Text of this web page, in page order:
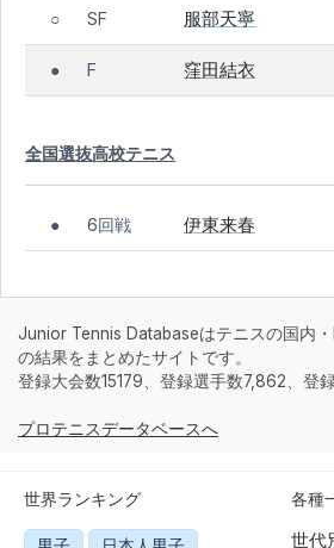
○ SF 服部天寧
● F 窪田結衣
全国選抜高校テニス
● 6回戦 伊東来春
Junior Tennis Databaseはテニスの国内
の結果をまとめたサイトです。
登録大会数15179、登録選手数7,862、登
プロテニスデータベースへ
世界ランキング 各種
世代